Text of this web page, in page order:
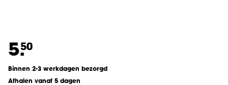
5.50
Binnen 2-3 werkdagen bezorgd
Afhalen vanaf 5 dagen